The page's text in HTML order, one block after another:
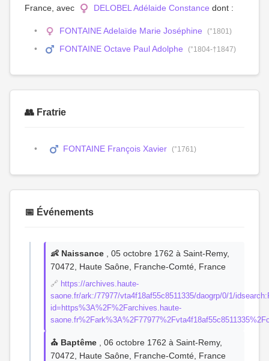
France, avec
DELOBEL Adélaide Constance dont :
FONTAINE Adelaïde Marie Joséphine (°1801)
FONTAINE Octave Paul Adolphe (°1804-†1847)
👥 Fratrie
FONTAINE François Xavier (°1761)
📅 Événements
👶 Naissance , 05 octobre 1762 à Saint-Remy,
70472, Haute Saône, Franche-Comté, France
🔗 https://archives.haute-
saone.fr/ark:/77977/vta4f18af55c8511335/daogrp/0/1/
id=https%3A%2F%2Farchives.haute-
⛪ Baptême , 06 octobre 1762 à Saint-Remy,
70472, Haute Saône, Franche-Comté, France